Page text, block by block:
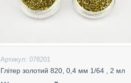
078201
Глітер золотий 820, 0,4 мм 1/64 , 2 мл